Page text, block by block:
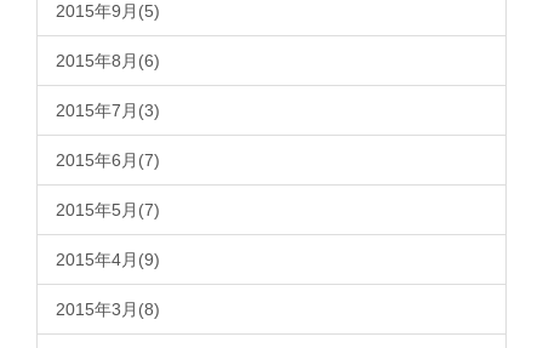
2015年9月(5)
2015年8月(6)
2015年7月(3)
2015年6月(7)
2015年5月(7)
2015年4月(9)
2015年3月(8)